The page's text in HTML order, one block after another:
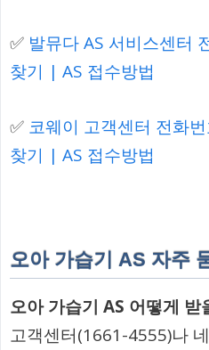
✅ 발뮤다 AS 서비스센터
찾기 | AS 접수방법
✅ 코웨이 고객센터 전화
찾기 | AS 접수방법
오아 가습기 AS 자주
오아 가습기 AS 어떻게 받
고객센터(1661-4555)나